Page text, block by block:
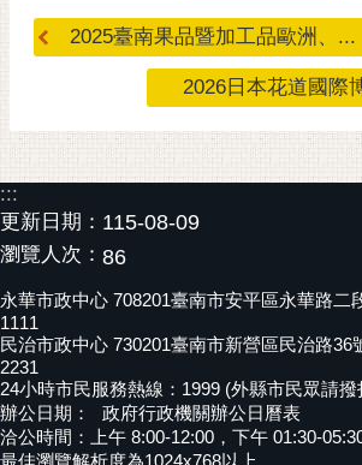
哲
螢
泉
花
祭
網
站
導
覽
訂
2025臺南果品暨加工品歐洲、...
2026日本花道國際
:::
更新日期： 115-08-09
瀏覽人次： 86
永華市政中心 708201臺南市安平區永華路二
1111
民治市政中心 730201臺南市新營區民治路36
2231
24小時市民服務熱線：1999 (外縣市民眾請撥
辦公日期：
政府行政機關辦公日曆表
洽公時間：上午 8:00-12:00，下午 01:30-
最佳瀏覽解析度為1024x768以上